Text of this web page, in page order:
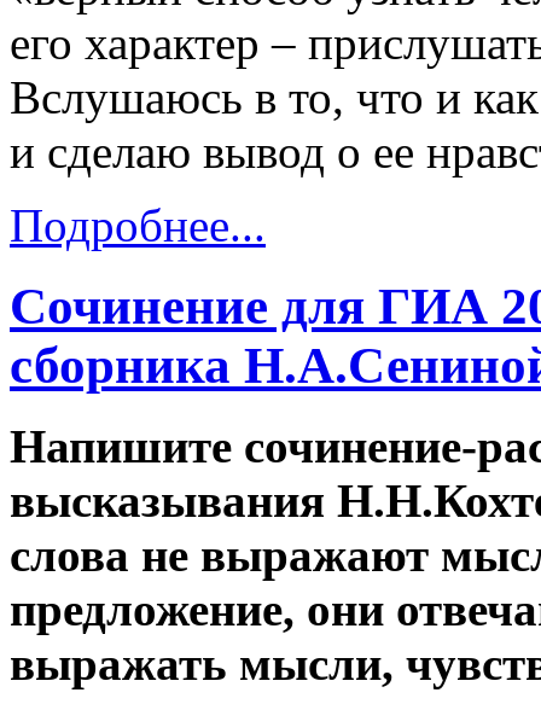
его характер –
Вслушаюсь в то, что и
и сделаю вывод о ее
Подробнее...
Сочинение для ГИА
сборника
Напишите сочинение-
высказывания
слова не выражают
предложение, они
выражать мысли,